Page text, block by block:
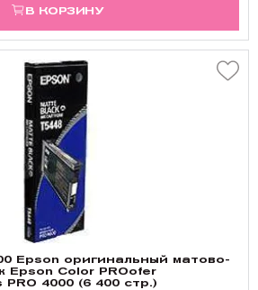
В КОРЗИНУ
Epson оригинальный матово-
Epson Color PROofer
4000 (6 400 стр.)